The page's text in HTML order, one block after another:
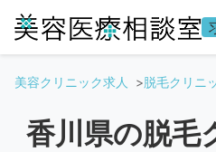
美容クリニック求人 脱毛クリニ
香川県の脱毛